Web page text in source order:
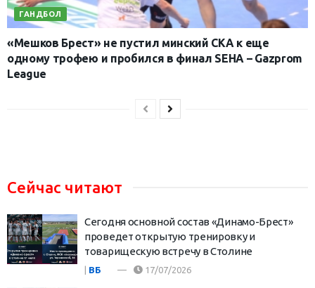
ГАНДБОЛ
«Мешков Брест» не пустил минский СКА к еще
одному трофею и пробился в финал SEHA – Gazprom
League
Сейчас читают
Сегодня основной состав «Динамо-Брест»
проведет открытую тренировку и
товарищескую встречу в Столине
| ВБ 17/07/2026